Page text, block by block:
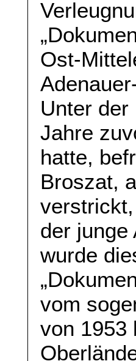
Ost-
Unter der
Jahre
hatte,
Broszat,
verstrickt,
der junge
wurde
vom
von 1953